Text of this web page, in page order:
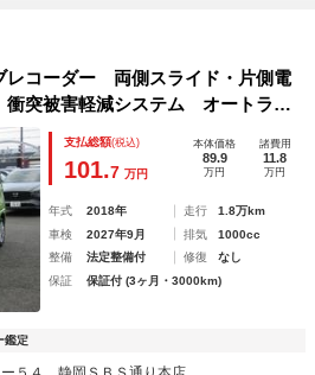
コーダー 両側スライド・片側電
突被害軽減システム オートライ
ングストップ 電動格納ミラー
ルー ＣＶＴ
支払総額(税込)
101.7 万円
本体価格
89.9
万円
諸費用
11.8
万円
年式 2018年 走行
1.8万km
車検
2027年9月 排気
1000cc
整備
法定整備付 修復
なし
保証
保証付 (3ヶ月・3000km)
鑑定